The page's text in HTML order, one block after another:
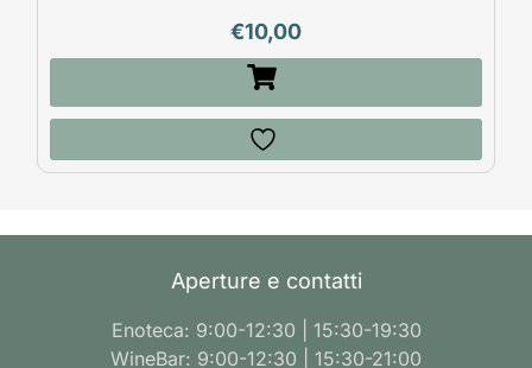
€10,00
Aperture e contatti
Enoteca: 9:00-12:30 | 15:30-19:30
WineBar: 9:00-12:30 | 15:30-21:00